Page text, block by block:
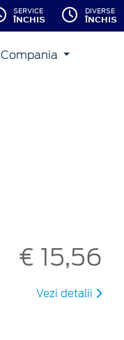
SERVICE
ÎNCHIS
DIVERSE
ÎNCHIS
Compania
€ 15,56
Vezi detalii